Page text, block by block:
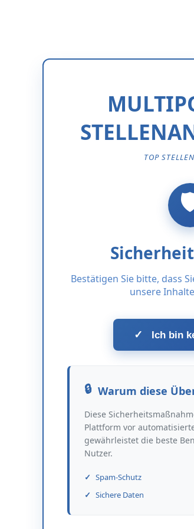
TOP
Bestätigen Sie bitte, dass
unsere
✓ Ich bin
Warum diese
Diese
Plattform vor
gewährleistet die beste
Nutzer.
Spam-Schutz
Sichere Daten